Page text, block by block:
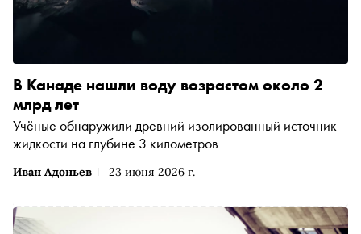
Иван Адоньев 23 июня 2026 г.
В Канаде нашли воду возрастом около 2
млрд лет
Учёные обнаружили древний изолированный источник
жидкости на глубине 3 километров